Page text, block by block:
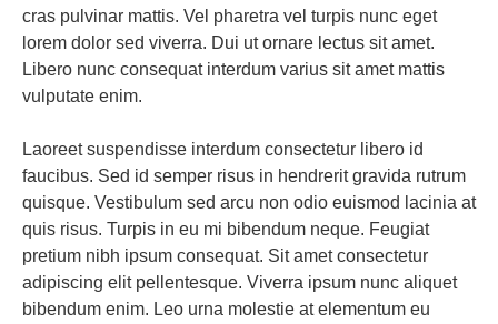
cras pulvinar mattis. Vel pharetra vel turpis nunc eget
lorem dolor sed viverra. Dui ut ornare lectus sit amet.
Libero nunc consequat interdum varius sit amet mattis
vulputate enim.
Laoreet suspendisse interdum consectetur libero id
faucibus. Sed id semper risus in hendrerit gravida rutrum
quisque. Vestibulum sed arcu non odio euismod lacinia at
quis risus. Turpis in eu mi bibendum neque. Feugiat
pretium nibh ipsum consequat. Sit amet consectetur
adipiscing elit pellentesque. Viverra ipsum nunc aliquet
bibendum enim. Leo urna molestie at elementum eu